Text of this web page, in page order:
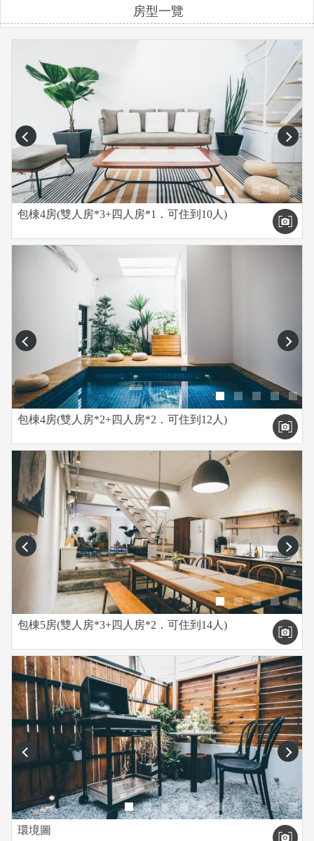
房型一覽
prev next
包棟4房(雙人房*3+四人房*1．可住到10人)
prev next
包棟4房(雙人房*2+四人房*2．可住到12人)
prev next
包棟5房(雙人房*3+四人房*2．可住到14人)
prev next
環境圖